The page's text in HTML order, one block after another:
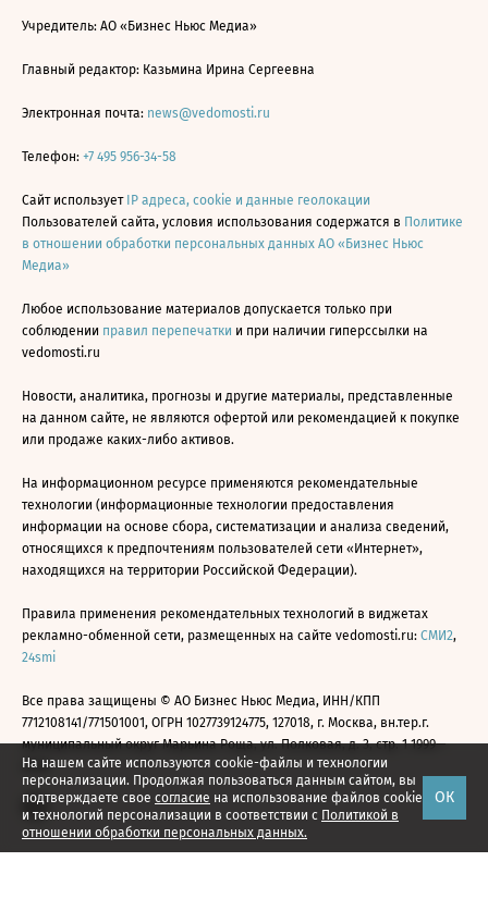
На нашем сайте используются cookie-файлы и технологии
персонализации. Продолжая пользоваться данным сайтом, вы
подтверждаете свое согласие на использование файлов cookie
и технологий персонализации в соответствии с Политикой в
отношении обработки персональных данных.
ОК
Учредитель: АО «Бизнес Ньюс Медиа»
Главный редактор: Казьмина Ирина Сергеевна
Электронная почта: news@vedomosti.ru
Телефон: +7 495 956-34-58
Сайт использует IP адреса, cookie и данные геолокации
Пользователей сайта, условия использования содержатся в Политике
в отношении обработки персональных данных АО «Бизнес Ньюс
Медиа»
Любое использование материалов допускается только при
соблюдении правил перепечатки и при наличии гиперссылки на
vedomosti.ru
Новости, аналитика, прогнозы и другие материалы, представленные
на данном сайте, не являются офертой или рекомендацией к покупке
или продаже каких-либо активов.
На информационном ресурсе применяются рекомендательные
технологии (информационные технологии предоставления
информации на основе сбора, систематизации и анализа сведений,
относящихся к предпочтениям пользователей сети «Интернет»,
находящихся на территории Российской Федерации).
Правила применения рекомендательных технологий в виджетах
рекламно-обменной сети, размещенных на сайте vedomosti.ru: СМИ2,
24smi
Все права защищены © АО Бизнес Ньюс Медиа, ИНН/КПП
7712108141/771501001, ОГРН 1027739124775, 127018, г. Москва, вн.тер.г.
муниципальный округ Марьина Роща, ул. Полковая, д. 3, стр. 1 1999—
2026